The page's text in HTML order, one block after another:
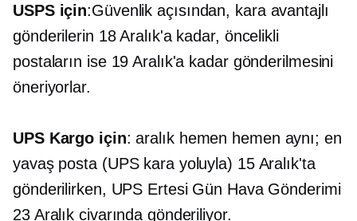
USPS için:Güvenlik açısından, kara avantajlı
gönderilerin 18 Aralık'a kadar, öncelikli
postaların ise 19 Aralık'a kadar gönderilmesini
öneriyorlar.
UPS Kargo için: aralık hemen hemen aynı; en
yavaş posta (UPS kara yoluyla) 15 Aralık'ta
gönderilirken, UPS Ertesi Gün Hava Gönderimi
23 Aralık civarında gönderiliyor.